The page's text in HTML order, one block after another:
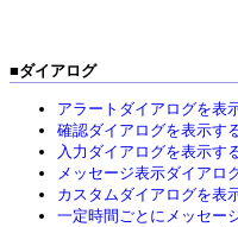
■ダイアログ
アラートダイアログを表
確認ダイアログを表示す
入力ダイアログを表示す
メッセージ表示ダイアロ
カスタムダイアログを表
一定時間ごとにメッセー